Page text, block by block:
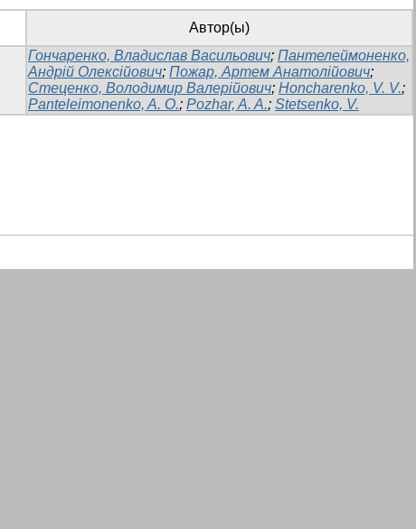
Автор(ы)
Гончаренко, Владислав Васильович; Пантелеймоненко,
Андрій Олексійович; Пожар, Артем Анатолійович;
Стеценко, Володимир Валерійович; Honcharenko, V. V.;
Panteleimonenko, A. O.; Pozhar, A. A.; Stetsenko, V.